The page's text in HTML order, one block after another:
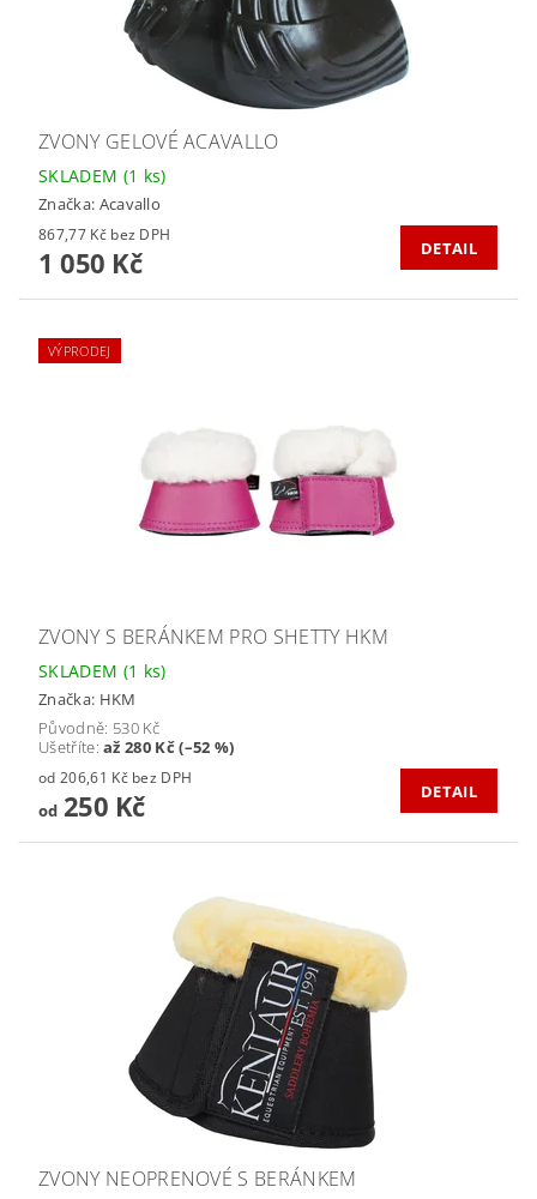
ZVONY GELOVÉ ACAVALLO
SKLADEM (1 ks)
Značka: Acavallo
867,77 Kč bez DPH
1 050 Kč DETAIL
VÝPRODEJ
ZVONY S BERÁNKEM PRO SHETTY HKM
SKLADEM (1 ks)
Značka: HKM
Původně: 530 Kč
Ušetříte:až 280 Kč (–52 %)
od 206,61 Kč bez DPH
od250 Kč DETAIL
ZVONY NEOPRENOVÉ S BERÁNKEM